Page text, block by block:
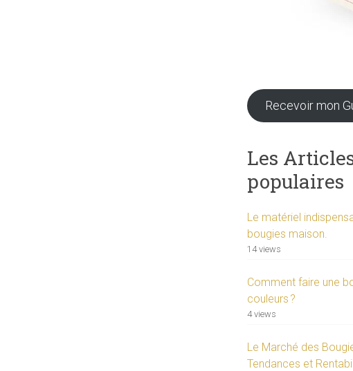
Recevoir mon
Les
populaires
Le matériel
bougies maison.
14 views
Comment faire une
couleurs ?
4 views
Le Marché des
Tendances et